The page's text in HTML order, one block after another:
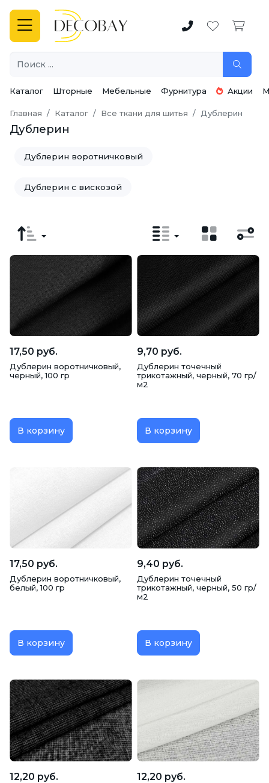
Каталог Шторные Мебельные Фурнитура Акции
Главная Каталог Все ткани для шитья Дублерин
Дублерин
Дублерин воротничковый
Дублерин с вискозой
17,50 руб.
Дублерин воротничковый,
черный, 100 гр
В корзину
9,70 руб.
Дублерин точечный
трикотажный, черный, 70 гр/
м2
В корзину
17,50 руб.
Дублерин воротничковый,
белый, 100 гр
В корзину
9,40 руб.
Дублерин точечный
трикотажный, черный, 50 гр/
м2
В корзину
12,20 руб. 12,20 руб.